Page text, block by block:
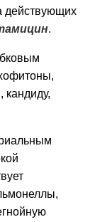
действующих
.